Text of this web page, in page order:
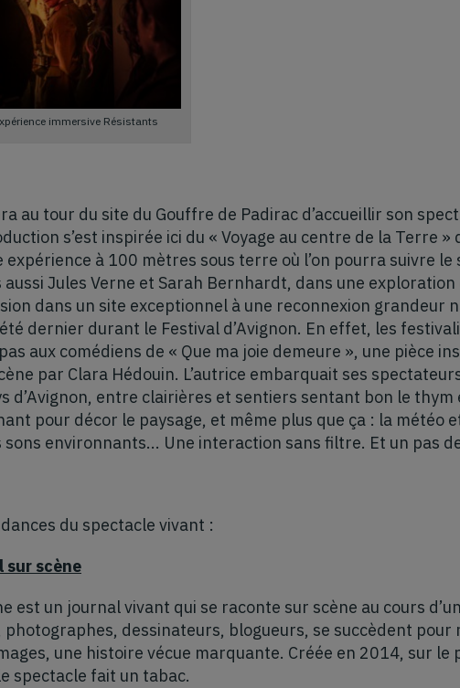
immersive Résistants
au tour du site du Gouffre de Padirac d’accueillir son
s’est inspirée ici du « Voyage au centre de la Terre
expérience à 100 mètres sous terre où l’on pourra suivre
aussi Jules Verne et Sarah Bernhardt, dans une exploration
dans un site exceptionnel à une reconnexion grandeur
dernier durant le Festival d’Avignon. En effet, les
aux comédiens de « Que ma joie demeure », une pièce
par Clara Hédouin. L’autrice embarquait ses
d’Avignon, entre clairières et sentiers sentant bon le
pour décor le paysage, et même plus que ça : la météo
sons environnants... Une interaction sans filtre. Et un pas
du spectacle vivant :
sur scène
est un journal vivant qui se raconte sur scène au cours
dessinateurs, blogueurs, se succèdent pour
une histoire vécue marquante. Créée en 2014, sur le
spectacle fait un tabac.